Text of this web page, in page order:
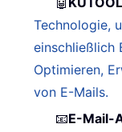
Technologie,
einschließlich
Optimieren,
von E-Mails.
📧E-Mail-